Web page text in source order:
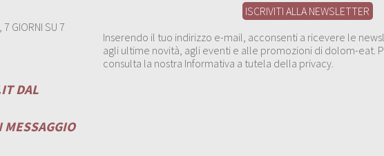
7 GIORNI SU 7
DAL
Inserendo il tuo indirizzo e-mail, acconsenti a ricevere le
agli ultime novità, agli eventi e alle promozioni di dolom-eat.
consulta la nostra Informativa a tutela della privacy.